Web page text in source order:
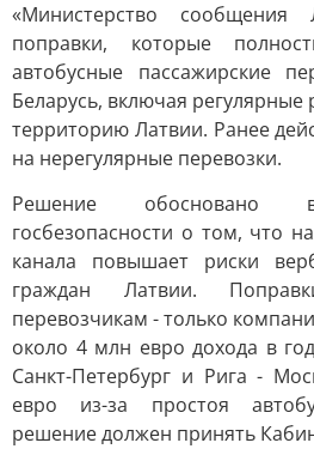
«Министерство сообщения
поправки, которые
автобусные пассажирские
Беларусь, включая регулярные
территорию Латвии. Ранее
на нерегулярные перевозки.
Решение обосновано
госбезопасности о том, что
канала повышает риски
граждан Латвии.
перевозчикам - только
около 4 млн евро дохода в
Санкт-Петербург и Рига -
евро из-за простоя
решение должен принять